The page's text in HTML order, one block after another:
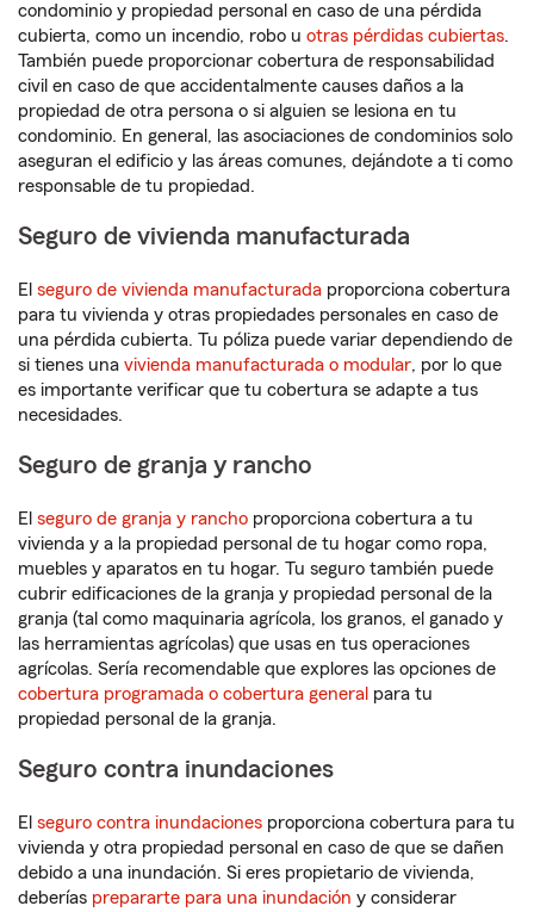
condominio y propiedad personal en caso de una pérdida
cubierta, como un incendio, robo u otras pérdidas cubiertas.
También puede proporcionar cobertura de responsabilidad
civil en caso de que accidentalmente causes daños a la
propiedad de otra persona o si alguien se lesiona en tu
condominio. En general, las asociaciones de condominios solo
aseguran el edificio y las áreas comunes, dejándote a ti como
responsable de tu propiedad.
Seguro de vivienda manufacturada
El seguro de vivienda manufacturada proporciona cobertura
para tu vivienda y otras propiedades personales en caso de
una pérdida cubierta. Tu póliza puede variar dependiendo de
si tienes una vivienda manufacturada o modular, por lo que
es importante verificar que tu cobertura se adapte a tus
necesidades.
Seguro de granja y rancho
El seguro de granja y rancho proporciona cobertura a tu
vivienda y a la propiedad personal de tu hogar como ropa,
muebles y aparatos en tu hogar. Tu seguro también puede
cubrir edificaciones de la granja y propiedad personal de la
granja (tal como maquinaria agrícola, los granos, el ganado y
las herramientas agrícolas) que usas en tus operaciones
agrícolas. Sería recomendable que explores las opciones de
cobertura programada o cobertura general para tu
propiedad personal de la granja.
Seguro contra inundaciones
El seguro contra inundaciones proporciona cobertura para tu
vivienda y otra propiedad personal en caso de que se dañen
debido a una inundación. Si eres propietario de vivienda,
deberías prepararte para una inundación y considerar